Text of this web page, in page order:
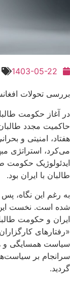
1403-05-22
بررسی تحولات
در آغاز حکومت
حاکمیت مجدد
هفتاد، امنیتی و
می‌کرد، استراتژی
ایدئولوژیک حکومت
طالبان با ایران بود.
به رغم این نگاه،
شده است. نخست این
ایران و حکومت
«رفتارهای
سیاست همسایگی و
سرانجام بر
گردید.